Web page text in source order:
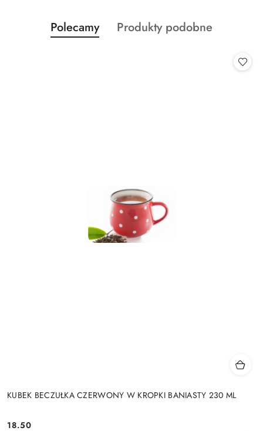
Pomiń karuzelę produktów
Produkty
o
Polecamy
Produkty
Produkty podobne
KUBEK BECZUŁKA CZERWONY W KROPKI BANIASTY 230 ML
18.50